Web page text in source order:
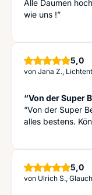
Alle Daumen
wie uns !”
5,0
von Jana Z.,
“Von der Super
“Von der Super
alles bestens.
5,0
von Ulrich S.,